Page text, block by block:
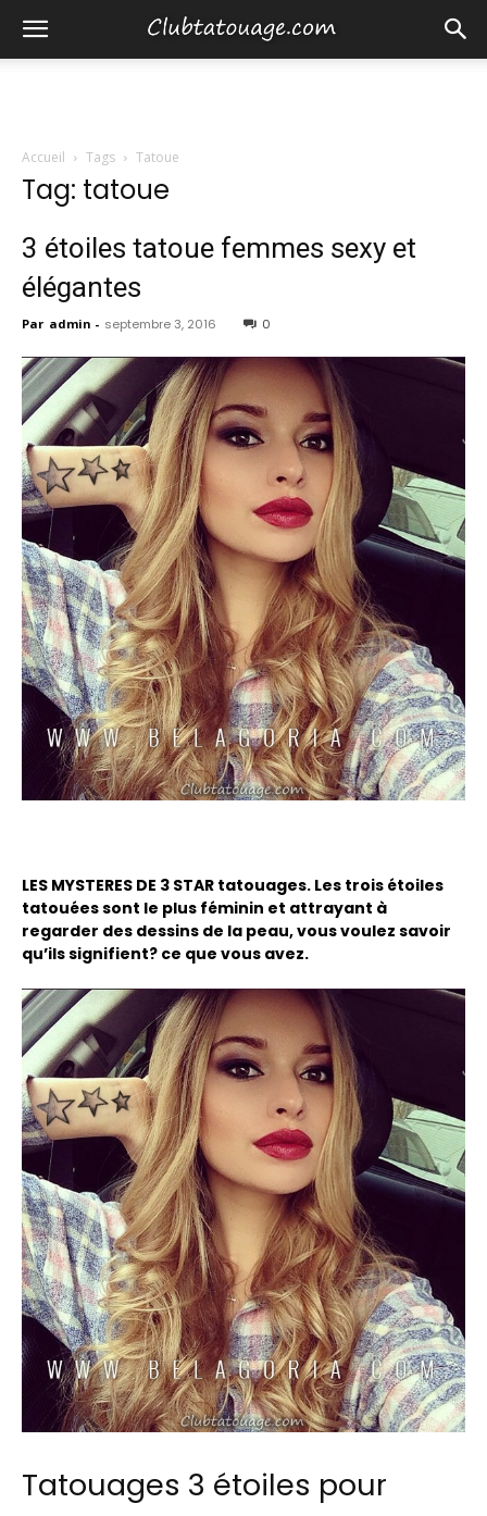
Accueil Tags Tatoue
Tag: tatoue
3 étoiles tatoue femmes sexy et
élégantes
Par admin - septembre 3, 2016 0
LES MYSTERES DE 3 STAR tatouages. Les trois étoiles
tatouées sont le plus féminin et attrayant à
regarder des dessins de la peau, vous voulez savoir
qu’ils signifient? ce que vous avez.
Tatouages ​​3 étoiles pour